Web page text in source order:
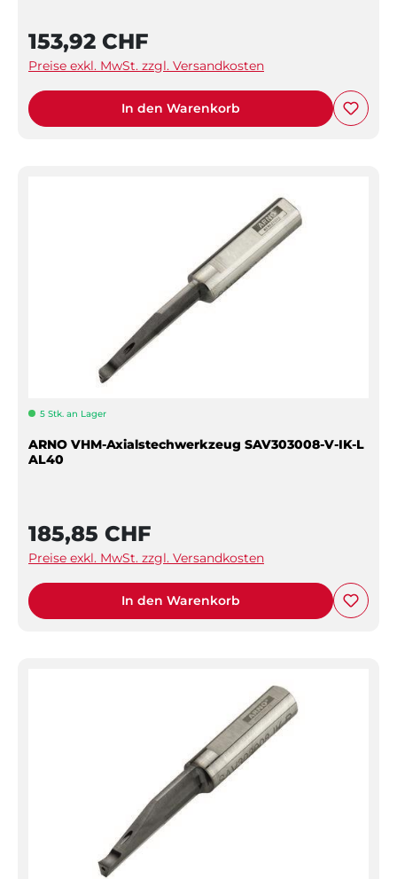
153,92 CHF
Preise exkl. MwSt. zzgl. Versandkosten
In den Warenkorb
5 Stk. an Lager
ARNO VHM-Axialstechwerkzeug SAV303008-V-IK-L
AL40
185,85 CHF
Preise exkl. MwSt. zzgl. Versandkosten
In den Warenkorb